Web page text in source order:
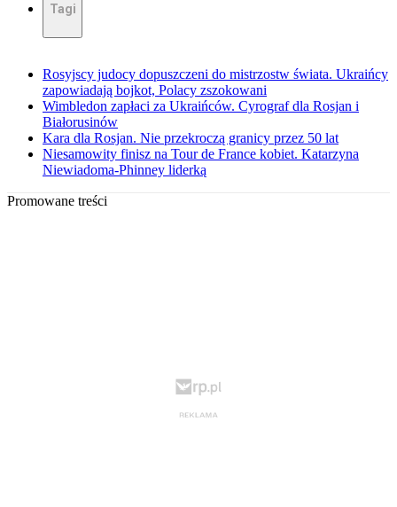
Tagi
Rosyjscy judocy dopuszczeni do mistrzostw świata. Ukraińcy
zapowiadają bojkot, Polacy zszokowani
Wimbledon zapłaci za Ukraińców. Cyrograf dla Rosjan i
Białorusinów
Kara dla Rosjan. Nie przekroczą granicy przez 50 lat
Niesamowity finisz na Tour de France kobiet. Katarzyna
Niewiadoma-Phinney liderką
Promowane treści